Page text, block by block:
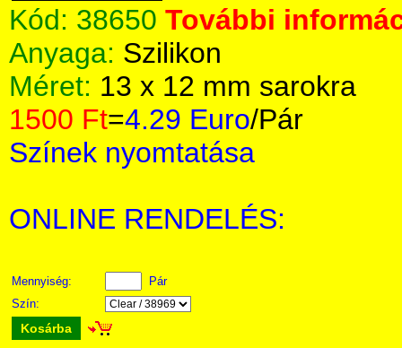
Kód: 38650 További
Anyaga: Szilikon
Méret: 13 x 12 mm sarokra
1500 Ft=4.29 Euro/Pár
Színek nyomtatása
ONLINE RENDELÉS:
Mennyiség:
Pár
Szín:
Kosárba